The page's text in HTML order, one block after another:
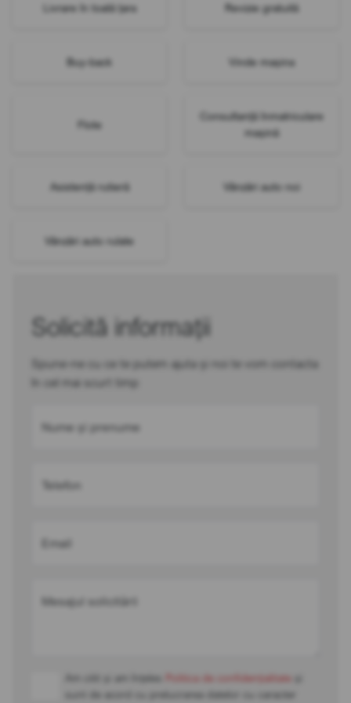
Livrare în toată țara Revizie gratuită
Buy-back Vinde mașina
Flote
Consultanță înmatriculare
mașină
Asistență rutieră Vânzări auto noi
Vânzări auto rulate
Solicită informații
Spune-ne cu ce te putem ajuta și noi te vom contacta
în cel mai scurt timp
Nume și prenume
Telefon
Email
Mesajul solicitării
Am citit și am înțeles Politica de confidențialitate
sunt de acord cu prelucrarea datelor cu caracter